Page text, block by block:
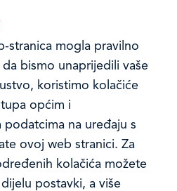
i Kolačići
stranica mogla pravilno
bismo unaprijedili vaše
koristimo kolačiće
općim i
podatcima na uređaju s
ovoj web stranici. Za
kolačića možete
postavki, a više
kolačići
omogućuju osnovne
Bez ovih kolačića, web-
pravilno funkcionirati,